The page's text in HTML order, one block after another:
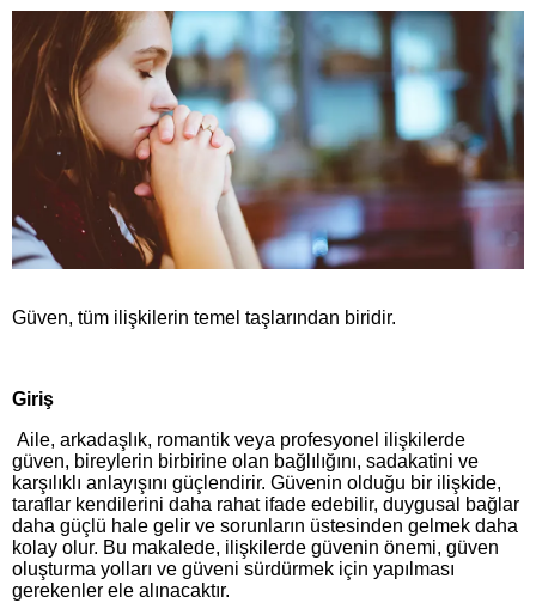
Güven, tüm ilişkilerin temel taşlarından biridir.
Giriş
Aile, arkadaşlık, romantik veya profesyonel ilişkilerde
güven, bireylerin birbirine olan bağlılığını, sadakatini ve
karşılıklı anlayışını güçlendirir. Güvenin olduğu bir ilişkide,
taraflar kendilerini daha rahat ifade edebilir, duygusal bağlar
daha güçlü hale gelir ve sorunların üstesinden gelmek daha
kolay olur. Bu makalede, ilişkilerde güvenin önemi, güven
oluşturma yolları ve güveni sürdürmek için yapılması
gerekenler ele alınacaktır.